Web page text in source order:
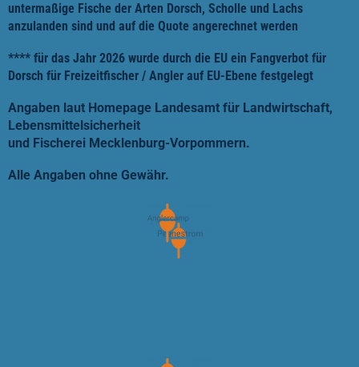
untermaßige Fische der Arten Dorsch, Scholle und Lachs
anzulanden sind und auf die Quote angerechnet werden
**** für das Jahr 2026 wurde durch die EU ein Fangverbot für
Dorsch für Freizeitfischer / Angler auf EU-Ebene festgelegt
Angaben laut Homepage Landesamt für Landwirtschaft,
Lebensmittelsicherheit
und Fischerei Mecklenburg-Vorpommern.
Alle Angaben ohne Gewähr.